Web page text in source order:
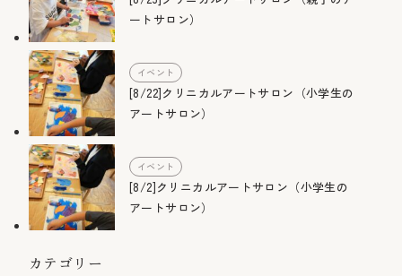
ートサロン）
イベント
[8/22]クリニカルアートサロン（小学生の
アートサロン）
イベント
[8/2]クリニカルアートサロン（小学生の
アートサロン）
カテゴリー